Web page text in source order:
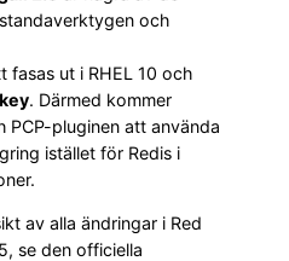
och
fasas ut i RHEL 10 och
. Därmed kommer
PCP-pluginen att använda
istället för Redis i
av alla ändringar i Red
se den officiella